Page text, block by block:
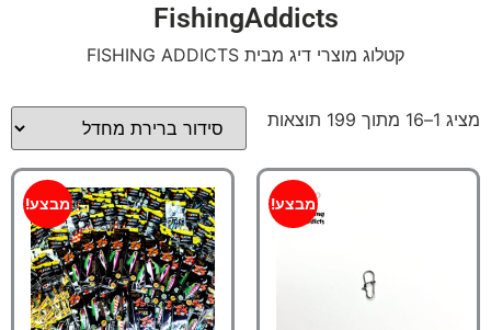
FishingAddicts
קטלוג מוצרי דיג מבית FISHING ADDICTS
מציג 1–16 מתוך 199 תוצאות
מבצע! מבצע!